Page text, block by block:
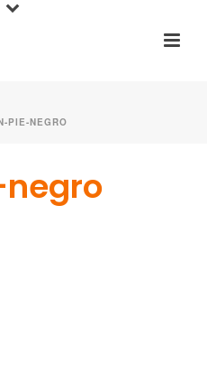
PIE-NEGRO